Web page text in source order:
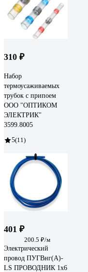
310 ₽
Набор
термоусаживаемых
трубок с припоем
ООО "ОПТИКОМ
ЭЛЕКТРИК"
3599.8005
5(11)
401 ₽
200.5 ₽/м
Электрический
провод ПУГВнг(А)-
LS ПРОВОДНИК 1x6